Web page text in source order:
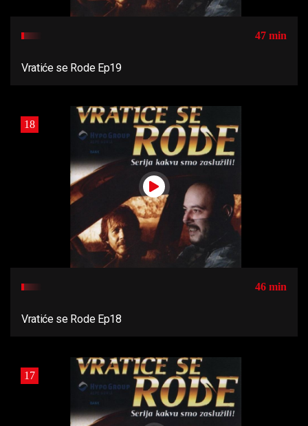
47 min
Vratiće se Rode Ep19
18
46 min
Vratiće se Rode Ep18
17